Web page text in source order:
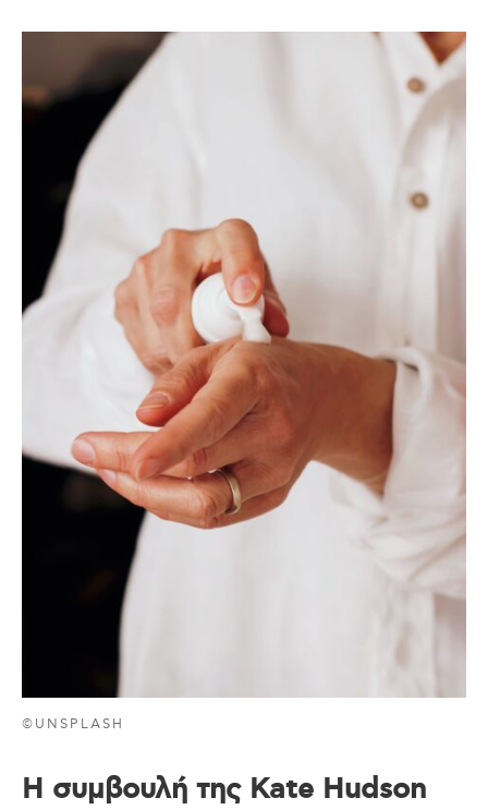
©UNSPLASH
Η συμβουλή της Kate Hudson